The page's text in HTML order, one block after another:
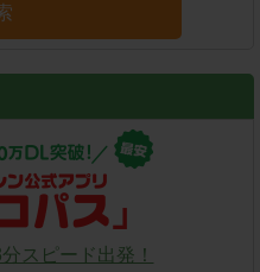
スピード出発！